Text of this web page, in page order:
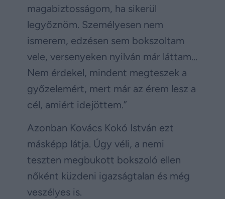
magabiztosságom, ha sikerül
legyőznöm. Személyesen nem
ismerem, edzésen sem bokszoltam
vele, versenyeken nyilván már láttam…
Nem érdekel, mindent megteszek a
győzelemért, mert már az érem lesz a
cél, amiért idejöttem.”
Azonban Kovács Kokó István ezt
másképp látja. Úgy véli, a nemi
teszten megbukott bokszoló ellen
nőként küzdeni igazságtalan és még
veszélyes is.